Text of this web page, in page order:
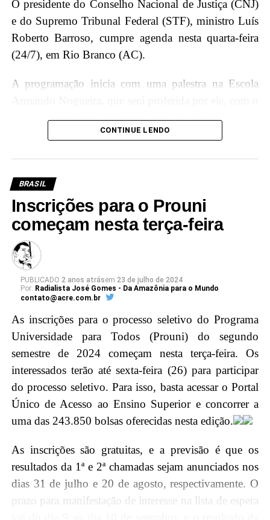
O presidente do Conselho Nacional de Justiça (CNJ)
e do Supremo Tribunal Federal (STF), ministro Luís
Roberto Barroso, cumpre agenda nesta quarta-feira
(24/7), em Rio Branco (AC).
A programação inicia com uma palestra na Escola
tema “Como fazer diferença para si próprio, para o
Brasil e para o mundo”, onde terá a oportunidade de
educação e cidadania.
Além disso, Luís Roberto Barroso participará de um
diálogo com magistradas e magistrados acreanos,
promovendo a troca de experiências e
conhecimentos, e fortalecendo os laços entre a mais
alta Corte do país e a magistratura acreana.
maior honraria da Justiça do Acre, a insígnia da
Ordem do Mérito Judiciário, durante a sessão solene
no Pleno, no Tribunal de Justiça do Acre (TJAC).
Instituída pela Resolução nº. 283/2022, essa distinção
é concedida por decisão unânime dos membros do
Conselho da Ordem do Mérito Judiciário acreano em
diferentes graus, reconhecendo assim a excelência e
relevância do trabalho do ministro para o Judiciário
brasileiro.
Agenda Ministro
CONTINUE LENDO
BRASIL
Inscrições para o Prouni
começam nesta terça-feira
PUBLICADO 2 anos atrásem 23 de julho de 2024
Por: Radialista José Gomes - Da Amazônia para o Mundo
contato@acre.com.br
As inscrições para o processo seletivo do Programa
Universidade para Todos (Prouni) do segundo
semestre de 2024 começam nesta terça-feira. Os
interessados terão até sexta-feira (26) para participar
do processo seletivo. Para isso, basta acessar o Portal
Único de Acesso ao Ensino Superior e concorrer a
uma das 243.850 bolsas oferecidas nesta edição.
As inscrições são gratuitas, e a previsão é que os
resultados da 1ª e 2ª chamadas sejam anunciados nos
dias 31 de julho e 20 de agosto, respectivamente. O
prazo para manifestação de interesse na lista de espera